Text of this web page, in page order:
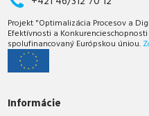
Projekt "Optimalizácia Procesov a
Efektívnosti a
spolufinancovaný Európskou úniou.
Informácie